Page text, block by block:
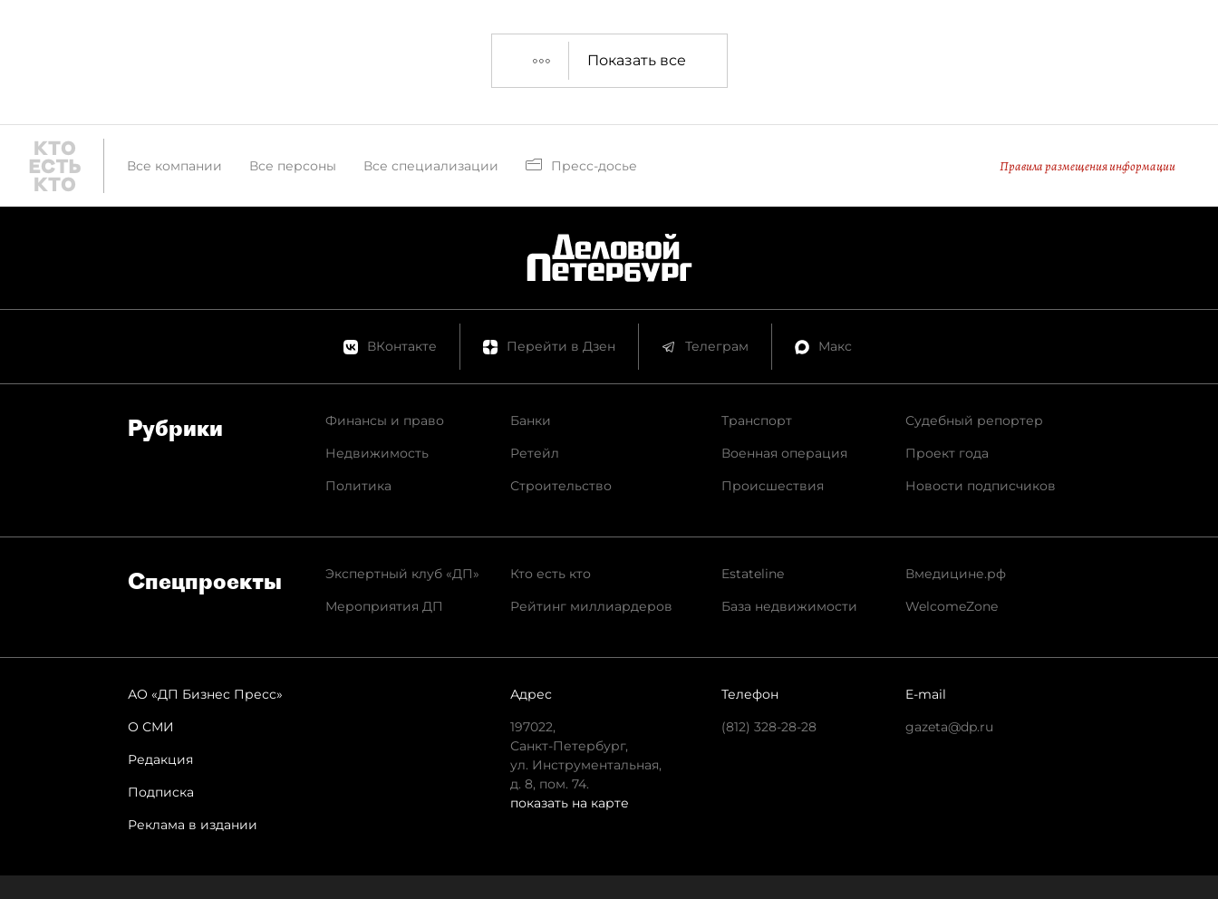
Показать все
Все компании Все персоны Все специализации Пресс-досье Правила размещения информации
ВКонтакте Перейти в Дзен Телеграм Макс
Рубрики
Финансы и право
Недвижимость
Политика
Банки
Ретейл
Строительство
Транспорт
Военная операция
Происшествия
Судебный репортер
Проект года
Новости подписчиков
Спец­проекты
Экспертный клуб «ДП»
Мероприятия ДП
Кто есть кто
Рейтинг миллиардеров
Estateline
База недвижимости
Вмедицине.рф
WelcomeZone
АО «ДП Бизнес Пресс»
О СМИ
Редакция
Подписка
Реклама в издании
Адрес
197022,
Санкт-Петербург,
ул. Инструментальная,
д. 8, пом. 74.
показать на карте
Телефон
(812) 328-28-28
E-mail
gazeta@dp.ru